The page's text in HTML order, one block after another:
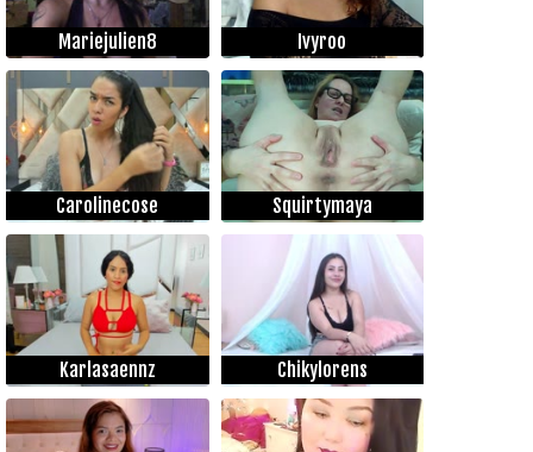
Mariejulien8 Ivyroo
Carolinecose Squirtymaya
Karlasaennz Chikylorens